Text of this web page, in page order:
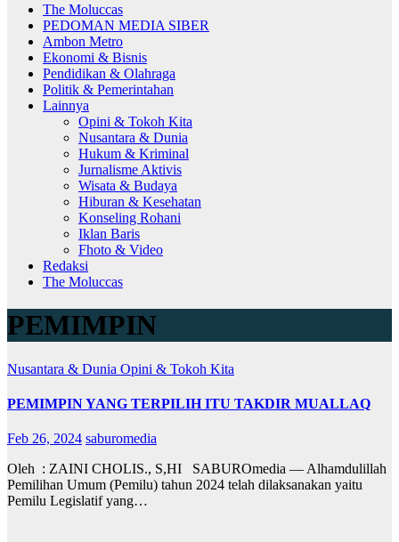
The Moluccas
PEDOMAN MEDIA SIBER
Ambon Metro
Ekonomi & Bisnis
Pendidikan & Olahraga
Politik & Pemerintahan
Lainnya
Opini & Tokoh Kita
Nusantara & Dunia
Hukum & Kriminal
Jurnalisme Aktivis
Wisata & Budaya
Hiburan & Kesehatan
Konseling Rohani
Iklan Baris
Fhoto & Video
Redaksi
The Moluccas
PEMIMPIN
Nusantara & Dunia Opini & Tokoh Kita
PEMIMPIN YANG TERPILIH ITU TAKDIR MUALLAQ
Feb 26, 2024 saburomedia
Oleh : ZAINI CHOLIS., S,HI SABUROmedia — Alhamdulillah
Pemilihan Umum (Pemilu) tahun 2024 telah dilaksanakan yaitu
Pemilu Legislatif yang…